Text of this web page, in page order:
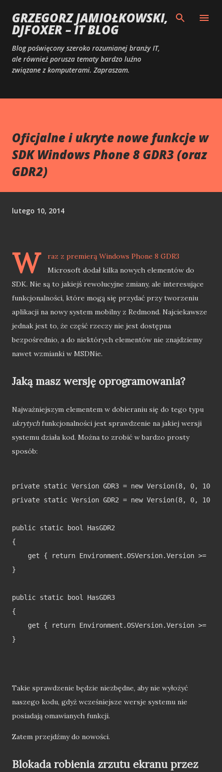
Przejdź do głównej zawartości
GRZEGORZ JAMIOŁKOWSKI,
DJFOXER – IT BLOG
Blog poświęcony szeroko rozumianej branży IT,
ale również porusza tematy bardzo luźno
związane z komputerami. Zapraszam.
Oficjalne i ukryte nowe funkcje w
SDK Windows Phone 8 GDR3 (oraz
GDR2)
lutego 10, 2014
W
raz z premierą Windows Phone 8 GDR3
Microsoft dodał kilka nowych elementów do
SDK. Nie są to jakiejś rewolucyjne zmiany, ale interesujące
funkcjonalności, które mogą się przydać przy tworzeniu
aplikacji na nowy system mobilny z Redmond. Najciekawsze
jednak jest to, że część rzeczy nie jest dostępna
bezpośrednio, a do niektórych elementów nie znajdziemy
nawet wzmianki w MSDNie.
Jaką masz wersję oprogramowania?
Najważniejszym elementem w dobieraniu się do tego typu
ukrytychfunkcjonalności jest sprawdzenie na jakiej wersji
systemu działa kod. Można to zrobić w bardzo prosty
sposób:
private static Version GDR3 = new Version(8, 0,
private static Version GDR2 = new Version(8, 0,
public static bool HasGDR2
{
get { return Environment.OSVersion.Version >=
}
public static bool HasGDR3
{
get { return Environment.OSVersion.Version >=
}
Takie sprawdzenie będzie niezbędne, aby nie wyłożyć
naszego kodu, gdyż wcześniejsze wersje systemu nie
posiadają omawianych funkcji.
Zatem przejdźmy do nowości.
Blokada robienia zrzutu ekranu przez